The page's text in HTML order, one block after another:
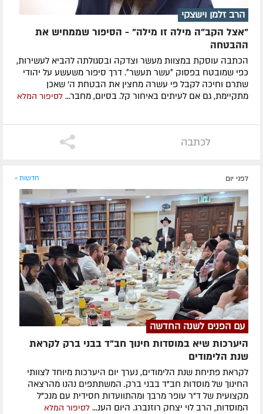
הרב זלמן וישצקי
"אצל הקב"ה מילה זו מילה" - הסיפור שממחיש את
ההבטחה
הכתבה עוסקת במצוות מעשר וצדקה ובסגולתה להביא לעשירות,
כפי שמובטח בפסוק ״עשר תעשר״. דרך סיפור משעשע על יהודי
שתרם וחיכה לקבל פי עשרה מחצין את הבטחת ה' שאכן
מתקיימת, גם אם לעיתים באיחור קל. בסיום, מחבר... לסיפור המלא
לכתבה
לפני יום חדשות »
עם הפנים לשנה החדשה
היערכות שיא במוסדות חינוך חב"ד בבני ברק לקראת
שנת הלימודים
לקראת פתיחת שנת הלימודים, נערך יום היערכות מיוחד לצוותי
החינוך של מוסדות חב"ד בבני ברק. המשתתפים נהנו מהרצאה
מקצועית של ד"ר עופר מרבך ומהתוועדות חסידית עם מנכ"ל
המוסדות, הרב לוי יצחק רוזנברג. היום הענ... לסיפור המלא